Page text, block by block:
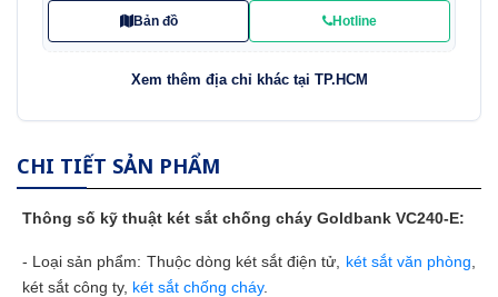
Bản đồ Hotline
Xem thêm địa chỉ khác tại TP.HCM
CHI TIẾT SẢN PHẨM
Thông số kỹ thuật két sắt chống cháy Goldbank VC240-E:
- Loại sản phẩm: Thuộc dòng két sắt điện tử, két sắt văn phòng
két sắt công ty, két sắt chống cháy.